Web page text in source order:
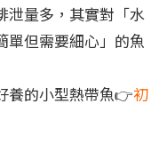
泄量多，其實對「水
單但需要細心」的魚
養的小型熱帶魚👉初